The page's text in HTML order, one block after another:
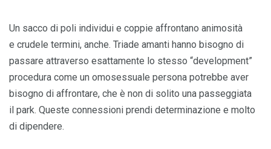
Un sacco di poli individui e coppie affrontano animosità
e crudele termini, anche. Triade amanti hanno bisogno di
passare attraverso esattamente lo stesso “development”
procedura come un omosessuale persona potrebbe aver
bisogno di affrontare, che è non di solito una passeggiata
il park. Queste connessioni prendi determinazione e molto
di dipendere.